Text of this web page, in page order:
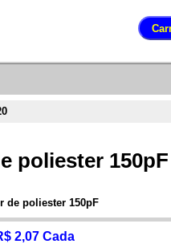
poliester 150pF
de poliester 150pF
2,07 Cada